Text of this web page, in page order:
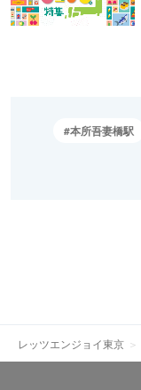
本所吾妻橋駅
レッツエンジョイ東京